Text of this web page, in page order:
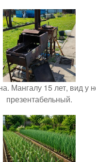
Мангалу 15 лет, вид у
презентабельный.